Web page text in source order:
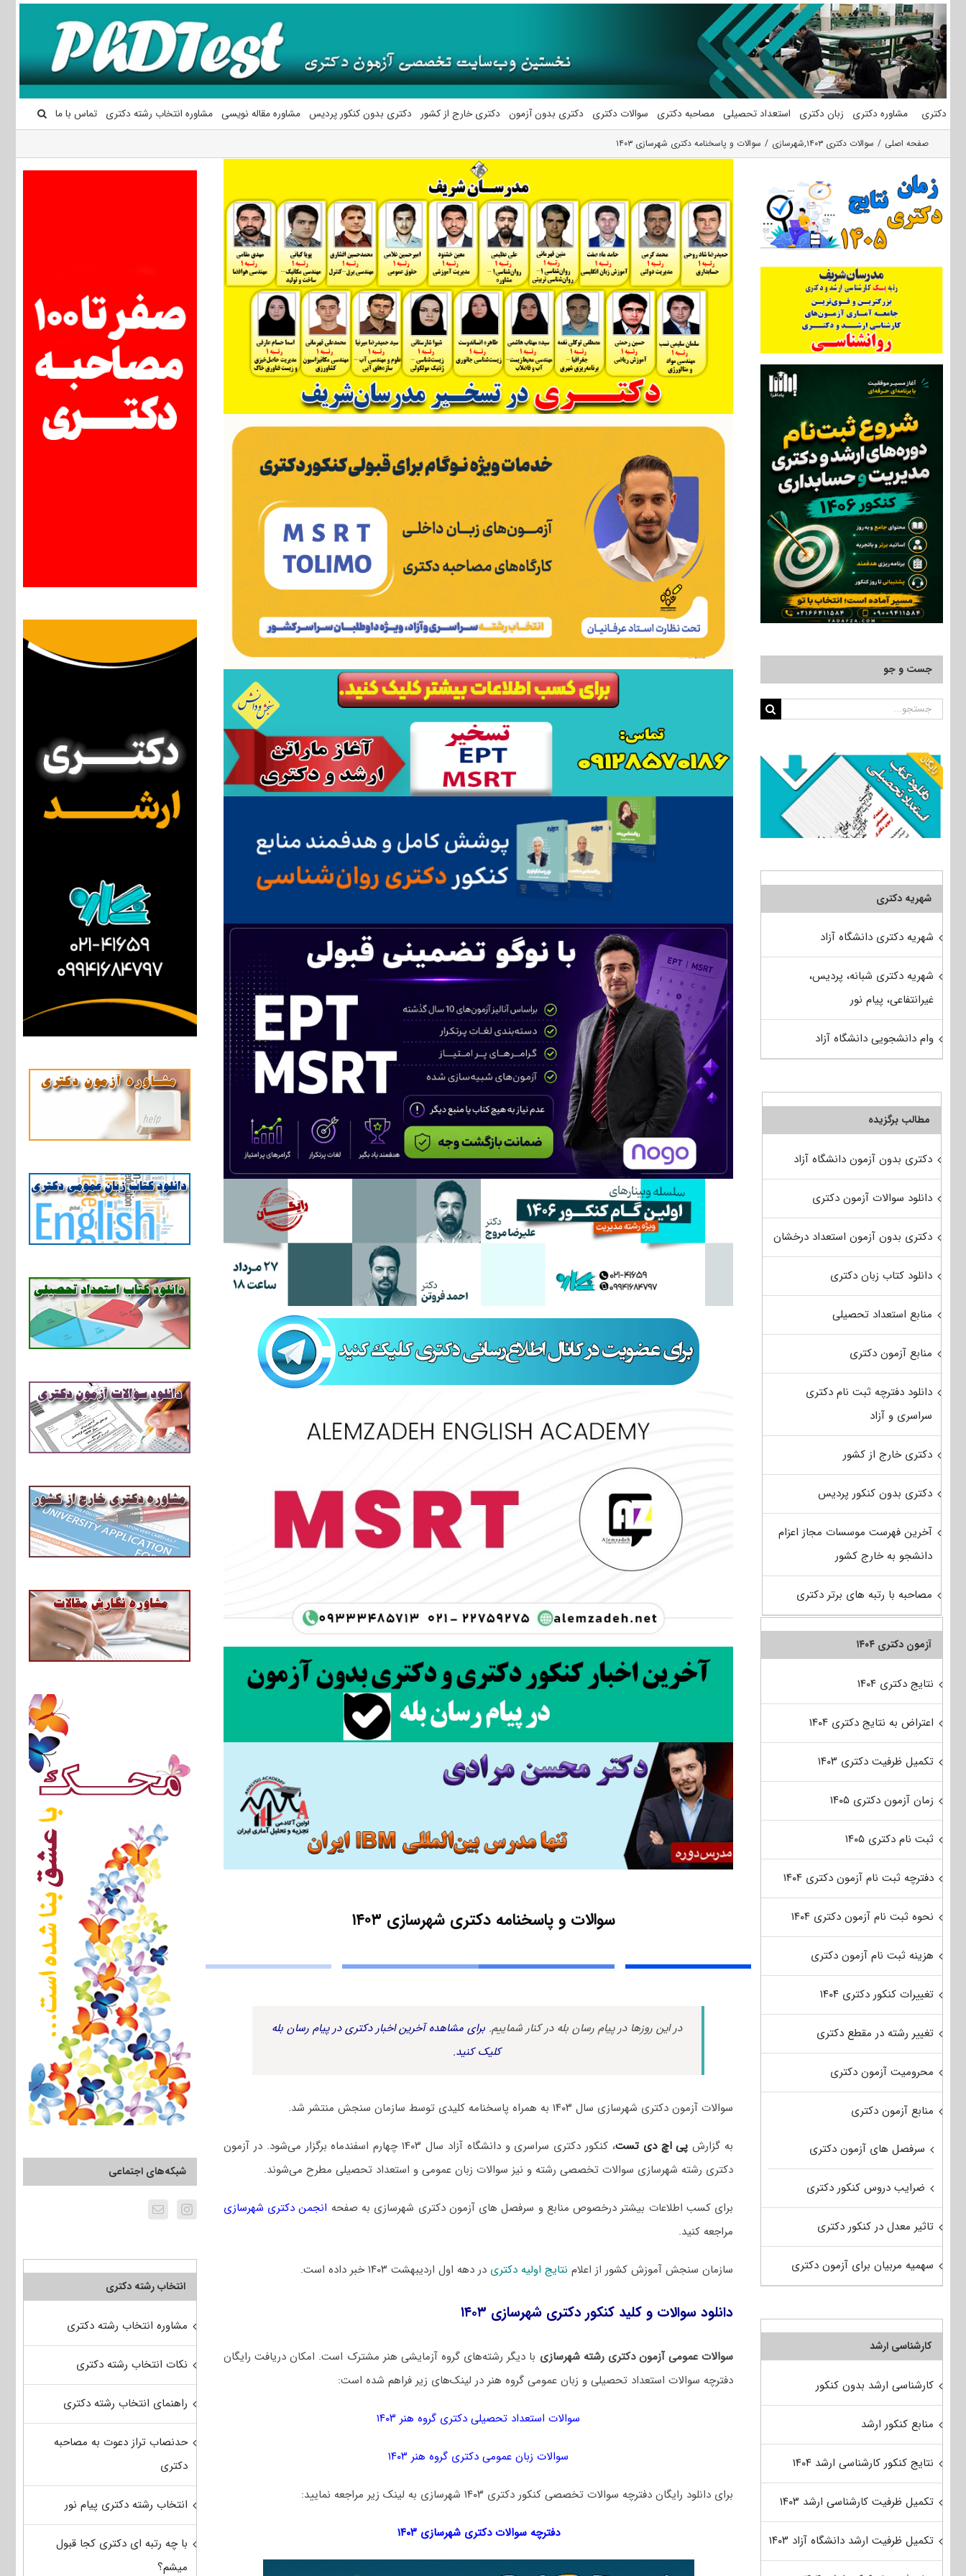
محتوا
دکتری مشاوره دکتری زبان دکتری استعداد تحصیلی مصاحبه دکتری سوالات دکتری دکتری بدون آزمون دکتری خارج از کشور دکتری بدون کنکور پردیس مشاوره مقاله نویسی مشاوره انتخاب رشته دکتری تماس با ما
صفحه اصلی سوالات دکتری ۱۴۰۳ ,شهرسازی سوالات و پاسخنامه دکتری شهرسازی ۱۴۰۳
سوالات و پاسخنامه دکتری شهرسازی ۱۴۰۳
در این روزها در پیام رسان بله در کنار شماییم. برای مشاهده آخرین اخبار دکتری در پیام رسان بله
کلیک کنید.
سوالات آزمون دکتری شهرسازی سال ۱۴۰۳ به همراه پاسخنامه کلیدی توسط سازمان سنجش منتشر شد.
به گزارشپی اچ دی تست
، کنکور دکتری سراسری و دانشگاه آزاد سال ۱۴۰۳ چهارم اسفندماه برگزار می‌شود. در آزمون
دکتری رشته شهرسازی سوالات تخصصی رشته و نیز سوالات زبان عمومی و استعداد تحصیلی مطرح می‌شوند.
برای کسب اطلاعات بیشتر درخصوص منابع و سرفصل های آزمون دکتری شهرسازی به صفحه انجمن دکتری شهرسازی
مراجعه کنید.
سازمان سنجش آموزش کشور از اعلام نتایج اولیه دکتری در دهه اول اردیبهشت ۱۴۰۳ خبر داده است.
دانلود سوالات و کلید کنکور دکتری شهرسازی ۱۴۰۳
سوالات عمومی آزمون دکتری رشته شهرسازی با دیگر رشته‌های گروه آزمایشی هنر مشترک است. امکان دریافت رایگان
دفترچه سوالات استعداد تحصیلی و زبان عمومی گروه هنر در لینک‌های زیر فراهم شده است:
سوالات استعداد تحصیلی دکتری گروه هنر ۱۴۰۳
سوالات زبان عمومی دکتری گروه هنر ۱۴۰۳
برای دانلود رایگان دفترچه سوالات تخصصی کنکور دکتری ۱۴۰۳ شهرسازی به لینک زیر مراجعه نمایید:
دفترچه سوالات دکتریشهرسازی ۱۴۰۳
شبکه‌های اجتماعی
انتخاب رشته دکتری
مشاوره انتخاب رشته دکتری
نکات انتخاب رشته دکتری
راهنمای انتخاب رشته دکتری
حدنصاب تراز دعوت به مصاحبه
دکتری
انتخاب رشته دکتری پیام نور
با چه رتبه ای دکتری کجا قبول
میشم؟
جست و جو
جستجو
شهریه دکتری
شهریه دکتری دانشگاه آزاد
شهریه دکتری شبانه، پردیس،
غیرانتفاعی، پیام نور
وام دانشجویی دانشگاه آزاد
مطالب برگزیده
دکتری بدون آزمون دانشگاه آزاد
دانلود سوالات آزمون دکتری
دکتری بدون آزمون استعداد درخشان
دانلود کتاب زبان دکتری
منابع استعداد تحصیلی
منابع آزمون دکتری
دانلود دفترچه ثبت نام دکتری
سراسری و آزاد
دکتری خارج از کشور
دکتری بدون کنکور پردیس
آخرین فهرست موسسات مجاز اعزام
دانشجو به خارج کشور
مصاحبه با رتبه های برتر دکتری
آزمون دکتری ۱۴۰۴
نتایج دکتری ۱۴۰۴
اعتراض به نتایج دکتری ۱۴۰۴
تکمیل ظرفیت دکتری ۱۴۰۳
زمان آزمون دکتری ۱۴۰۵
ثبت نام دکتری ۱۴۰۵
دفترچه ثبت نام آزمون دکتری ۱۴۰۴
نحوه ثبت نام آزمون دکتری ۱۴۰۴
هزینه ثبت نام آزمون دکتری
تغییرات کنکور دکتری ۱۴۰۴
تغییر رشته در مقطع دکتری
محرومیت آزمون دکتری
منابع آزمون دکتری
سرفصل های آزمون دکتری
ضرایب دروس کنکور دکتری
تاثیر معدل در کنکور دکتری
سهمیه مربیان برای آزمون دکتری
کارشناسی ارشد
کارشناسی ارشد بدون کنکور
منابع کنکور ارشد
نتایج کنکور کارشناسی ارشد ۱۴۰۴
تکمیل ظرفیت کارشناسی ارشد ۱۴۰۳
تکمیل ظرفیت ارشد دانشگاه آزاد ۱۴۰۳